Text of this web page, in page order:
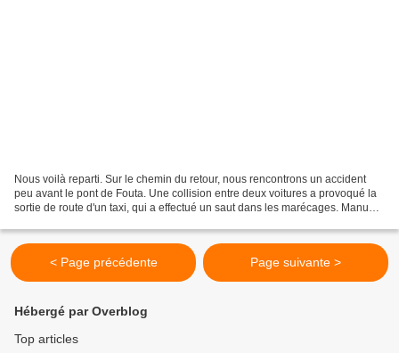
Nous voilà reparti. Sur le chemin du retour, nous rencontrons un accident
peu avant le pont de Fouta. Une collision entre deux voitures a provoqué la
sortie de route d'un taxi, qui a effectué un saut dans les marécages. Manu
< Page précédente Page suivante >
Hébergé par Overblog
Top articles